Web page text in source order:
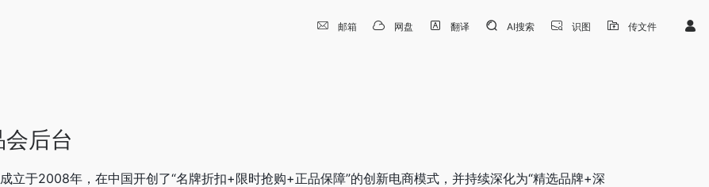
邮箱 网盘 翻译 AI搜索 识图 传文件
会后台
立于2008年，在中国开创了“名牌折扣+限时抢购+正品保障”的创新电商模式，并持续深化为“精选品牌+深